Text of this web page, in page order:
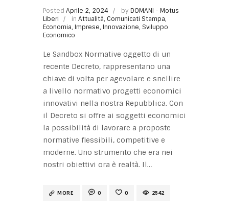
Posted Aprile 2, 2024 by DOMANI - Motus
Liberi
in Attualità, Comunicati Stampa,
Economia, Imprese, Innovazione, Sviluppo
Economico
Le Sandbox Normative oggetto di un
recente Decreto, rappresentano una
chiave di volta per agevolare e snellire
a livello normativo progetti economici
innovativi nella nostra Repubblica. Con
il Decreto si offre ai soggetti economici
la possibilità di lavorare a proposte
normative flessibili, competitive e
moderne. Uno strumento che era nei
nostri obiettivi ora è realtà. Il…
MORE 0 0 2542